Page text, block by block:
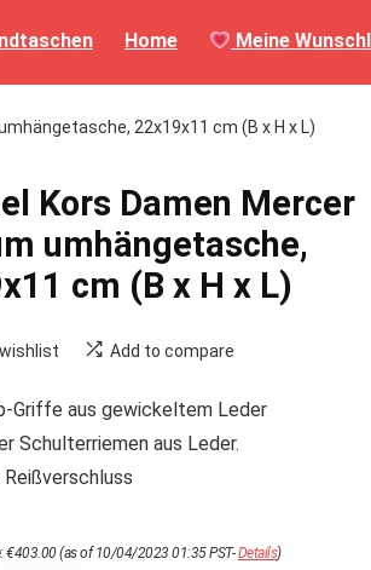
Home Meine
22x19x11 cm (B x H x L)
Kors Damen Mercer
umhängetasche,
cm (B x H x L)
Add to compare
Griffe aus gewickeltem Leder
Schulterriemen aus Leder.
€403.00(as of 10/04/2023 01:35 PST-Details)